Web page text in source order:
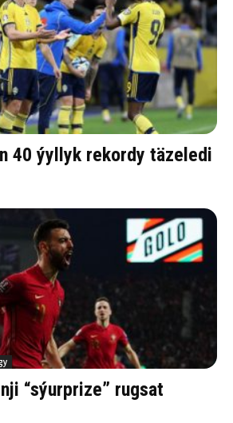
40 ýyllyk rekordy täzeledi
“sýurprize” rugsat